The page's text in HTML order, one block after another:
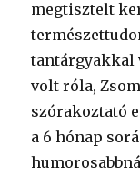
megtisztelt
tantárgyakkal
volt róla,
szórakoztató
a 6 hónap